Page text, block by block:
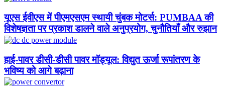
यूएस ईवीएस में पीएमएसएम स्थायी चुंबक मोटर्स: PUMBAA की
विशेषज्ञता पर प्रकाश डालने वाले अनुप्रयोग, चुनौतियाँ और रुझान​
हाई-पावर डीसी-डीसी पावर मॉड्यूल: विद्युत ऊर्जा रूपांतरण के
भविष्य को आगे बढ़ाना